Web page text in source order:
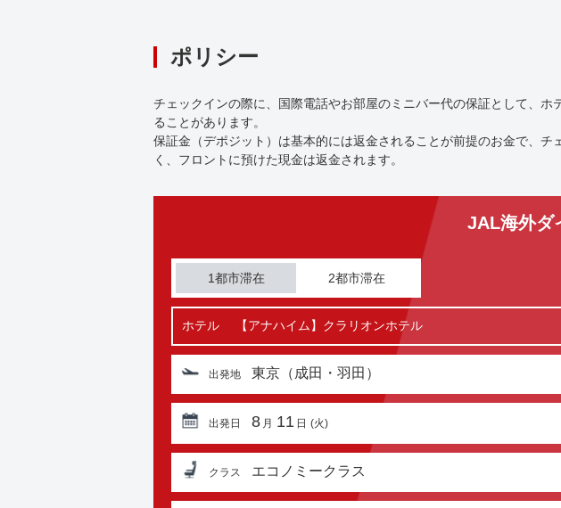
ポリシー
チェックインの際に、国際電話やお部屋のミニバー代の保証として、
ることがあります。
保証金（デポジット）は基本的には返金されることが前提のお金で、
く、フロントに預けた現金は返金されます。
JAL海外ダ
1都市滞在 2都市滞在
ホテル 【アナハイム】クラリオンホテル
出発地 東京（成田・羽田）
出発日 8 月 11 日 (火)
クラス エコノミークラス